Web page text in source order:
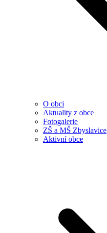
O obci
Aktuality z obce
Fotogalerie
ZŠ a MŠ Zbyslavice
Aktivní obce